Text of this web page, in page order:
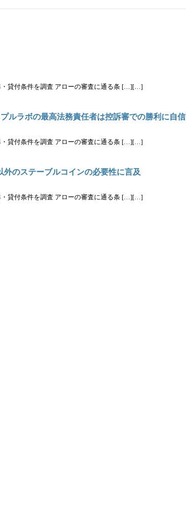
貸付条件を調査 アローの審査に通る条 […][…]
ルラボの最高法務責任者は控訴審での勝利に自信
貸付条件を調査 アローの審査に通る条 […][…]
のステーブルコインの必要性に言及
貸付条件を調査 アローの審査に通る条 […][…]